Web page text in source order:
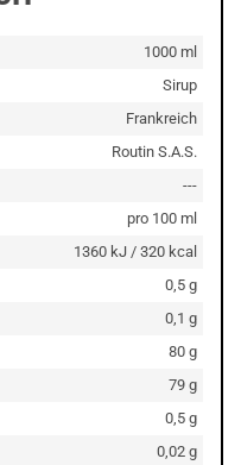
1000 ml
Sirup
Frankreich
Routin S.A.S.
---
pro 100 ml
1360 kJ / 320 kcal
0,5 g
0,1 g
80 g
79 g
0,5 g
0,02 g